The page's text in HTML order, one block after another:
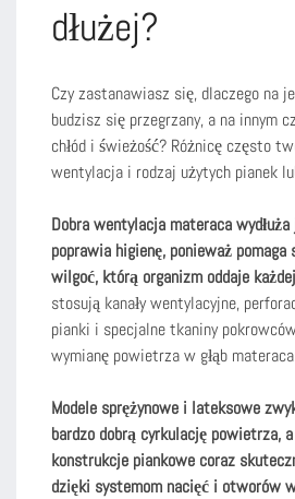
dłużej?
Czy zastanawiasz się, dlaczego na
budzisz się przegrzany, a na innym
chłód i świeżość? Różnicę często
wentylacja i rodzaj użytych pianek
Dobra wentylacja materaca
poprawia higienę, ponieważ
wilgoć, którą organizm oddaje
stosują kanały wentylacyjne,
pianki i specjalne tkaniny
wymianę powietrza w głąb
Modele sprężynowe i lateksowe
bardzo dobrą cyrkulację powietrza,
konstrukcje piankowe coraz
dzięki systemom nacięć i otworów